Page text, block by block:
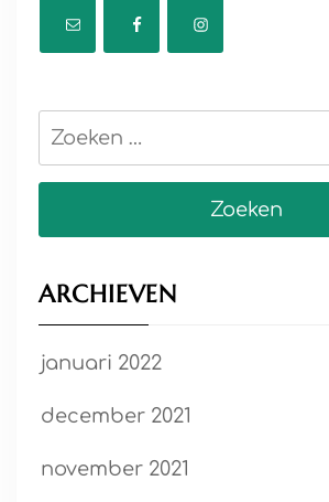
Zoeken
ARCHIEVEN
januari 2022
december 2021
november 2021